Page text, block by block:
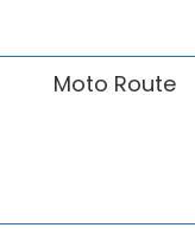
Moto Route